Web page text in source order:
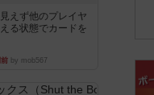
えず他のプレイヤ
る状態でカードを
by mob567